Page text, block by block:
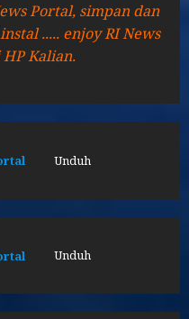
Portal, simpan dan
..... enjoy RI News
Kalian.
Unduh
Unduh